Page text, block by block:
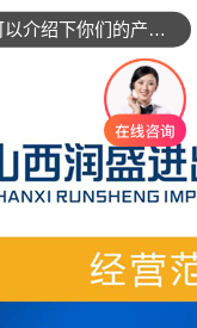
你们是怎么收费的呢？